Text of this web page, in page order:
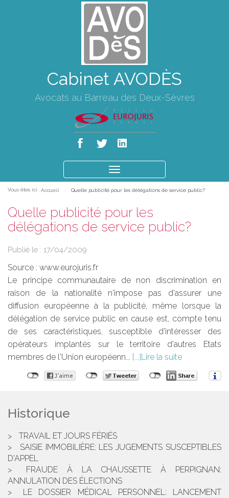
Cabinet AVODÈS
Avocats au Barreau des Deux-Sèvres
le
Vous êtes ici : Accueil Quelle publicité pour les délégations de service public?
Quelle publicité pour les
délégations de service public?
Publié le : 17/04/2009
Source : www.eurojuris.fr
Le principe communautaire de non discrimination en
raison de la nationalité n'impose pas d'assurer une
diffusion européenne à la publicité, même lorsque la
délégation de service public en cause est, compte tenu
de ses caractéristiques, susceptible d'intéresser des
opérateurs implantés sur le territoire d'autres Etats
membres de l'Union européenn...
Lire la suite
Historique
TRAVAIL ET JOURS FÉRIÉS
SAISIE IMMOBILIÈRE: LES JUGEMENTS SUSCEPTIBLES
D'APPEL
FRAUDE À LA CHAUSSETTE À PERPIGNAN:
ANNULATION DES ÉLECTIONS
LE DOSSIER MÉDICAL PERSONNEL: LANCEMENT